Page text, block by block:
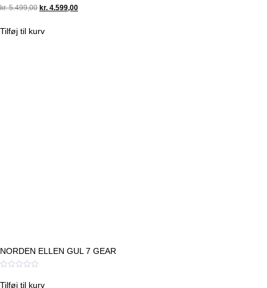
Vurderet
af
5
kr.5.499,00 Original
kr. 4.599,00Current
Tilføj til kurv
NORDEN ELLEN GUL 7 GEAR
0
Tilføj til kurv